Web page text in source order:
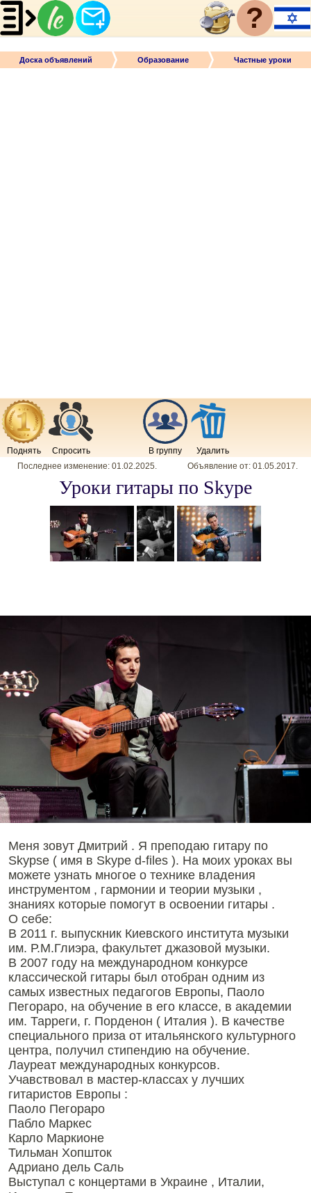
?
Доска объявлений Образование Частные уроки
Поднять Спросить В группу
Удалить
Последнее изменение: 01.02.2025. Объявление от: 01.05.2017.
Уроки гитары по Skype
Меня зовут Дмитрий . Я преподаю гитару по
Skypse ( имя в Skype d-files ). На моих уроках вы
можете узнать многое о технике владения
инструментом , гармонии и теории музыки ,
знаниях которые помогут в освоении гитары .
О себе:
В 2011 г. выпускник Киевского института музыки
им. Р.М.Глиэра, факультет джазовой музыки.
В 2007 году на международном конкурсе
классической гитары был отобран одним из
самых известных педагогов Европы, Паоло
Пегораро, на обучение в его классе, в академии
им. Тарреги, г. Порденон ( Италия ). В качестве
специального приза от итальянского культурного
центра, получил стипендию на обучение.
Лауреат международных конкурсов.
Учавствовал в мастер-классах у лучших
гитаристов Европы :
Паоло Пегораро
Пабло Маркес
Карло Маркионе
Тильман Хопшток
Адриано дель Саль
Выступал с концертами в Украине , Италии,